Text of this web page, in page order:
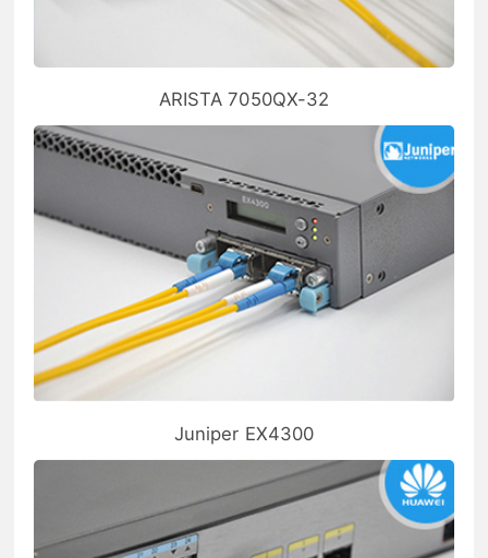
ARISTA 7050QX-32
Juniper EX4300